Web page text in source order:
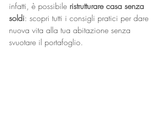
infatti, è possibile ristrutturare casa senza
soldi: scopri tutti i consigli pratici per dare
nuova vita alla tua abitazione senza
svuotare il portafoglio.